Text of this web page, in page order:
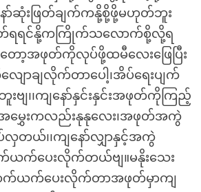
ော်ဆုံးဖြတ်ချက်ကနို့စို့ဖို့မဟုတ်ဘူး
ရရင်နို့ကကြိုက်သလောက်စို့လို့ရ
ာ့အဖုတ်ကိုလုပ်ဖို့ထမီလေးဖြေပြီး
ောချလိုက်တာပေါ့၊အိပ်ရေးပျက်
ဗျ၊၊ကျနော်နှင်းနှင်းအဖုတ်ကိုကြည့်
ေးကလည်းနုနုလေး၊အဖုတ်အကွဲ
လှတယ်၊၊ကျနော်လျှာနှင့်အကွဲ
က်ယက်ပေးလိုက်တယ်ဗျ။မနိုးသေး
က်ယက်ပေးလိုက်တာအဖုတ်မှာကျ